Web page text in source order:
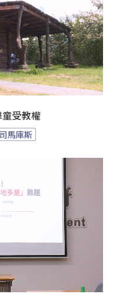
受教權
馬庫斯